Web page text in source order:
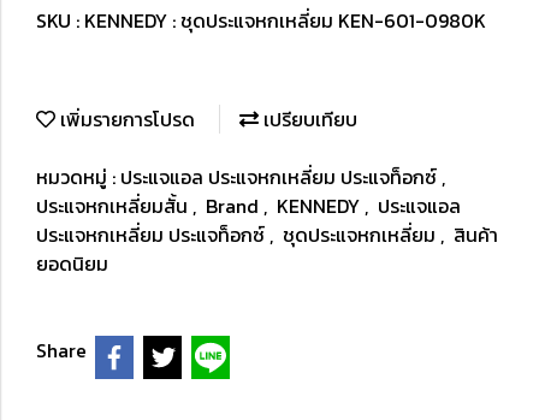
SKU : KENNEDY : ชุดประแจหกเหลี่ยม KEN-601-0980K
เพิ่มรายการโปรด
เปรียบเทียบ
หมวดหมู่ : ประแจแอล ประแจหกเหลี่ยม ประแจท็อกซ์ ,
ประแจหกเหลี่ยมสั้น , Brand , KENNEDY , ประแจแอล
ประแจหกเหลี่ยม ประแจท็อกซ์ , ชุดประแจหกเหลี่ยม , สินค้า
ยอดนิยม
Share